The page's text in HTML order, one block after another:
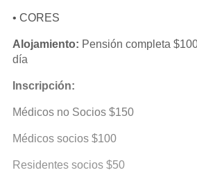
• CORES
Alojamiento: Pensión completa
día
Inscripción:
Médicos no Socios $150
Médicos socios $100
Residentes socios $50